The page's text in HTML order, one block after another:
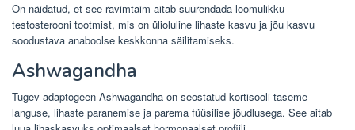
On näidatud, et see ravimtaim aitab suurendada loomulikku
testosterooni tootmist, mis on ülioluline lihaste kasvu ja jõu kasvu
soodustava anaboolse keskkonna säilitamiseks.
Ashwagandha
Tugev adaptogeen Ashwagandha on seostatud kortisooli taseme
languse, lihaste paranemise ja parema füüsilise jõudlusega. See aitab